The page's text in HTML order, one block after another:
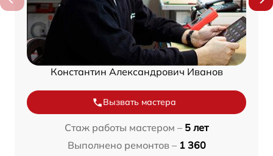
Константин Александрович Иванов
Вызвать мастера
Стаж работы мастером – 5 лет
Выполнено ремонтов – 1 360